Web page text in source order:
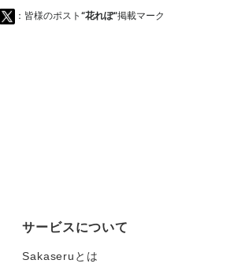
：皆様のポスト “花れぽ”掲載マーク
サービスについて
Sakaseruとは